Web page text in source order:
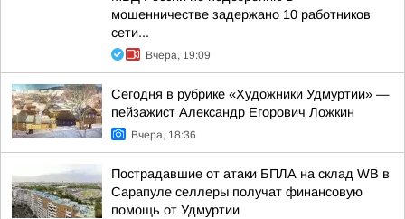
мошенничестве задержано 10 работников
сети...
Вчера, 19:09
Сегодня в рубрике «Художники Удмуртии» —
пейзажист Александр Егорович Ложкин
Вчера, 18:36
Пострадавшие от атаки БПЛА на склад WB в
Сарапуле селлеры получат финансовую
помощь от Удмуртии